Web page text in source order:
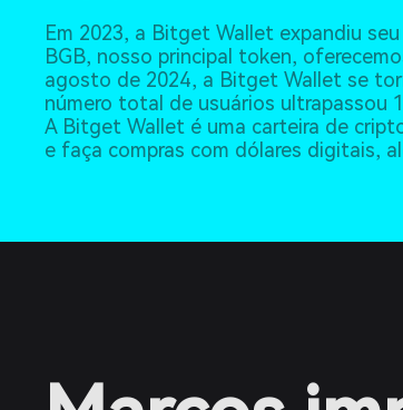
Em 2023, a Bitget Wallet expandiu
BGB, nosso principal token,
agosto de 2024, a Bitget Wallet se
número total de usuários ultrapassou
A Bitget Wallet é uma carteira de
e faça compras com dólares digitais,